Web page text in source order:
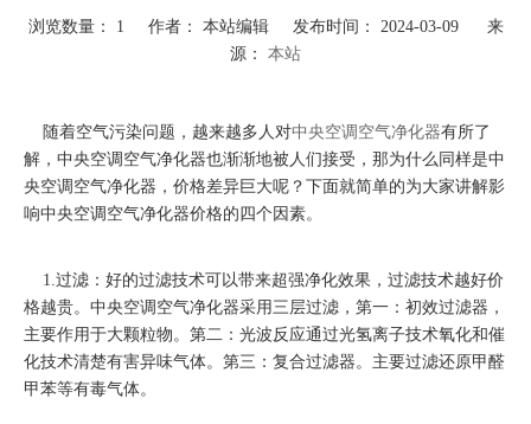
浏览数量： 1 作者： 本站编辑 发布时间： 2024-03-09 来
源： 本站
随着空气污染问题，越来越多人对中央空调空气净化器有所了
解，中央空调空气净化器也渐渐地被人们接受，那为什么同样是中
央空调空气净化器，价格差异巨大呢？下面就简单的为大家讲解影
响中央空调空气净化器价格的四个因素。
1.过滤：好的过滤技术可以带来超强净化效果，过滤技术越好价
格越贵。中央空调空气净化器采用三层过滤，第一：初效过滤器，
主要作用于大颗粒物。第二：光波反应通过光氢离子技术氧化和催
化技术清楚有害异味气体。第三：复合过滤器。主要过滤还原甲醛
甲苯等有毒气体。